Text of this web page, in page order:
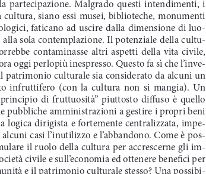
cultura, siano essi musei, biblioteche, monumenti
faticano ad uscire dalla dimensione di luo-
alla sola contemplazione. Il potenziale della cultu-
contaminasse  altri  aspetti  della  vita  civile,
oggi perlopiù inespresso. Questo fa sì che l’inve-
patrimonio culturale sia considerato da alcuni un
infruttifero  (con  la  cultura  non  si  mangia).  Un
di  fruttuosità”  piuttosto  diffuso  è  quello
pubbliche amministrazioni a gestire i propri beni
logica dirigista e fortemente centralizzata, impe-
casi l’inutilizzo e l’abbandono. Come è pos-
il ruolo della cultura per accrescerne gli im-
civile e sull’economia ed ottenere benefici per
e il patrimonio culturale stesso? Una possibi-